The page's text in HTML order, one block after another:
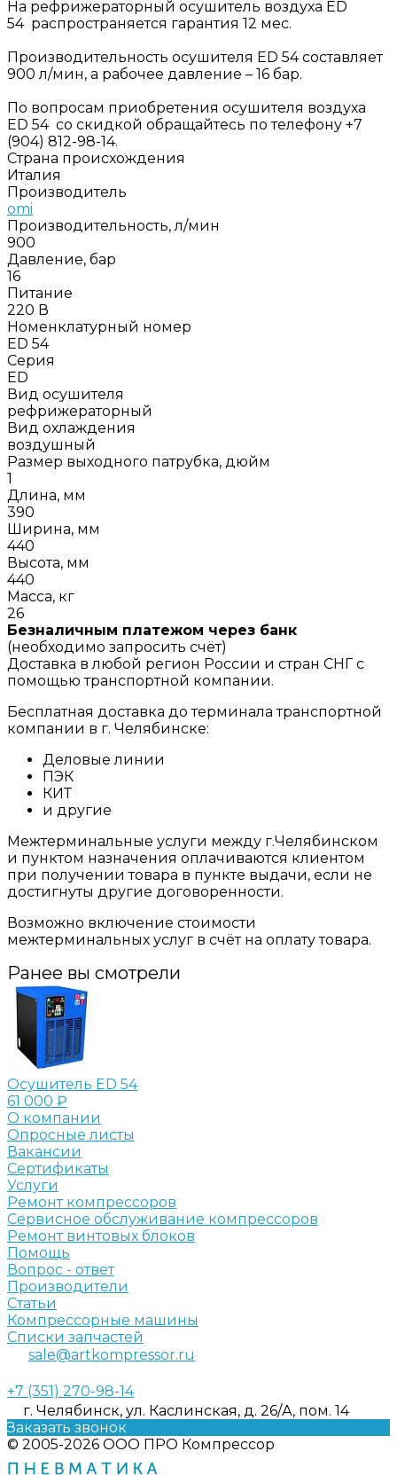
На рефрижераторный осушитель воздуха ED
54 распространяется гарантия 12 мес.
Производительность осушителя ED 54 составляет
900 л/мин, а рабочее давление – 16 бар.
По вопросам приобретения осушителя воздуха
ED 54 со скидкой обращайтесь по телефону +7
(904) 812-98-14.
Страна происхождения
Италия
Производитель
omi
Производительность, л/мин
900
Давление, бар
16
Питание
220 В
Номенклатурный номер
ED 54
Серия
ED
Вид осушителя
рефрижераторный
Вид охлаждения
воздушный
Размер выходного патрубка, дюйм
1
Длина, мм
390
Ширина, мм
440
Высота, мм
440
Масса, кг
26
Безналичным платежом через банк
(необходимо запросить счёт)
Доставка в любой регион России и стран СНГ с
помощью транспортной компании.
Бесплатная доставка до терминала транспортной
компании в г. Челябинске:
Деловые линии
ПЭК
КИТ
и другие
Межтерминальные услуги между г.Челябинском
и пунктом назначения оплачиваются клиентом
при получении товара в пункте выдачи, если не
достигнуты другие договоренности.
Возможно включение стоимости
межтерминальных услуг в счёт на оплату товара.
Ранее вы смотрели
Осушитель ED 54
61 000 ₽
О компании
Опросные листы
Вакансии
Сертификаты
Услуги
Ремонт компрессоров
Сервисное обслуживание компрессоров
Ремонт винтовых блоков
Помощь
Вопрос - ответ
Производители
Статьи
Компрессорные машины
Списки запчастей
sale@artkompressor.ru
+7 (351) 270-98-14
г. Челябинск, ул. Каслинская, д. 26/А, пом. 14
Заказать звонок
© 2005-2026 ООО ПРО Компрессор